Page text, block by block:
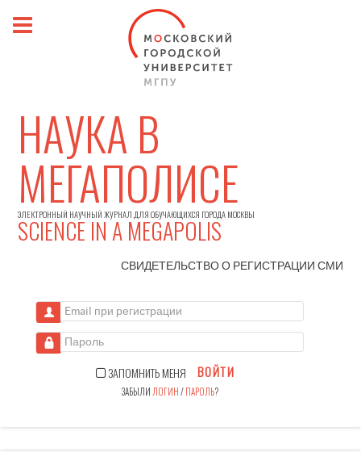
НАУКА В
МЕГАПОЛИСЕ
ЭЛЕКТРОННЫЙ НАУЧНЫЙ ЖУРНАЛ ДЛЯ ОБУЧАЮЩИХСЯ ГОРОДА МОСКВЫ
SCIENCE IN A MEGAPOLIS
СВИДЕТЕЛЬСТВО О РЕГИСТРАЦИИСМИ
Email при регистрации
Пароль
ЗАПОМНИТЬ МЕНЯ ВОЙТИ
ЗАБЫЛИ ЛОГИН/ПАРОЛЬ?